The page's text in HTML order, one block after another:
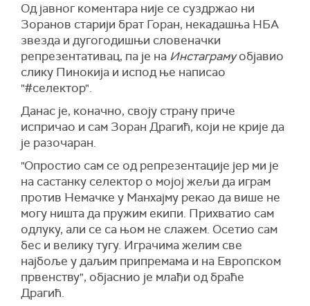
Од јавног коментара није се суздржао ни
Зоранов старији брат Горан, некадашња НБА
звезда и дугогодишњи словеначки
репрезентативац, па је на Инстаграмуобјавио
слику Пинокија и испод ње написао
"#селектор".
Данас је, коначно, своју страну приче
испричао и сам Зоран Драгић, који не крије да
је разочаран.
"Опростио сам се од репрезентације јер ми је
на састанку селектор о мојој жељи да играм
против Немачке у Манхајму рекао да више не
могу ништа да пружим екипи. Прихватио сам
одлуку, али се са њом не слажем. Осетио сам
бес и велику тугу. Играчима желим све
најбоље у даљим припремама и на Европском
првенству", објаснио је млађи од браће
Драгић.